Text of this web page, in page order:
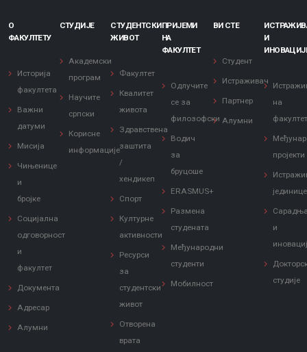
О
ФАКУЛТЕТУ
Историја
факултета
Важни
датуми
Мисија
Чињенице
и
бројке
Социјална
одговорност
и
факултет
Документа
Адресар
Алумни
СТУДИЈЕ
Академски
програм
Научите
српски
Корисне
информације
СТУДЕНТСКИ
ЖИВОТ
Факултет
Квалитет
живота
Здравствена
заштита
/
хендикеп
Спорт
Културне
активности
Ресурси
за
студентски
живот
Отворена
врата
ПРИЈЕМИ
НА
ФАКУЛТЕТ
Одлучите
се за
филозофски
Водич
за
бруцоше
ERASMUS+
Размена
студената
Међународни
студенти
Мобилност
ВИ СТЕ
Студент
Истраживач
Партнер
Алумни
И
на
пројекти
јединице
и
студије